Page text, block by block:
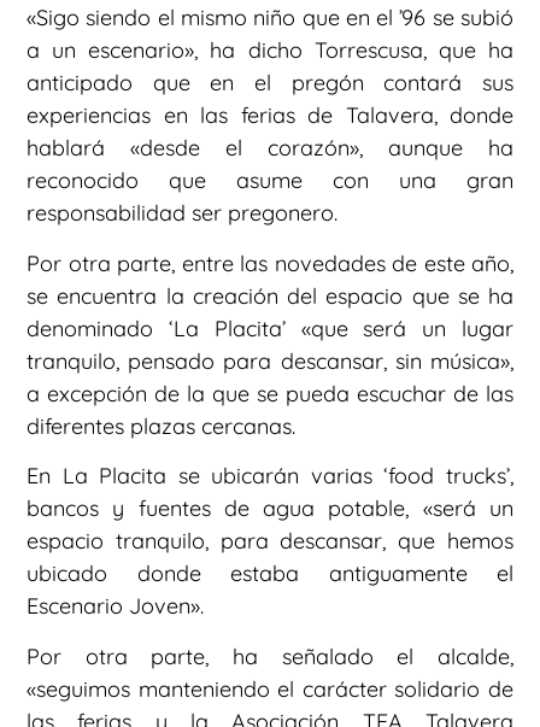
«Sigo siendo el mismo niño que en el ’96 se subió
a un escenario», ha dicho Torrescusa, que ha
anticipado que en el pregón contará sus
experiencias en las ferias de Talavera, donde
hablará «desde el corazón», aunque ha
reconocido que asume con una gran
responsabilidad ser pregonero.
Por otra parte, entre las novedades de este año,
se encuentra la creación del espacio que se ha
denominado ‘La Placita’ «que será un lugar
tranquilo, pensado para descansar, sin música»,
a excepción de la que se pueda escuchar de las
diferentes plazas cercanas.
En La Placita se ubicarán varias ‘food trucks’,
bancos y fuentes de agua potable, «será un
espacio tranquilo, para descansar, que hemos
ubicado donde estaba antiguamente el
Escenario Joven».
Por otra parte, ha señalado el alcalde,
«seguimos manteniendo el carácter solidario de
las ferias y la Asociación TEA Talavera